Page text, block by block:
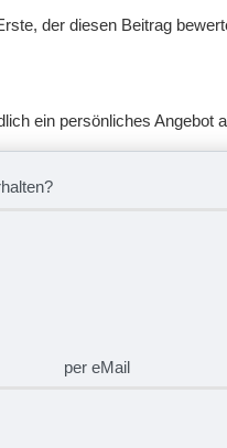
der diesen Beitrag
ein persönliches Angebot
per eMail